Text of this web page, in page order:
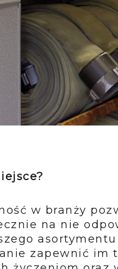
w branży
na nie
zapewnić im